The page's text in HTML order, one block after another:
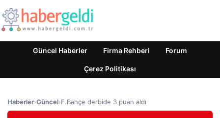
Güncel Haberler Firma Rehberi Forum
Çerez Politikası
Haberler›Güncel›F.Bahçe derbide 3 puan aldı